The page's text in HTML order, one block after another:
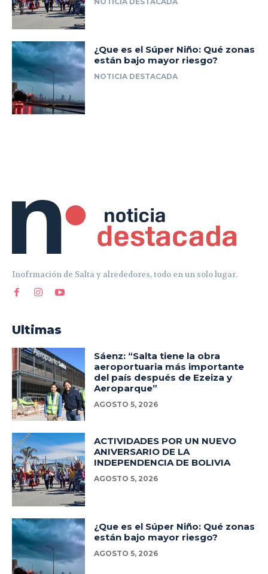
Inofrmación de Salta y alrededores, todo en un solo lugar.
Ultimas
Sáenz: “Salta tiene la obra
aeroportuaria más importante
del país después de Ezeiza y
Aeroparque”
AGOSTO 5, 2026
ACTIVIDADES POR UN NUEVO
ANIVERSARIO DE LA
INDEPENDENCIA DE BOLIVIA
AGOSTO 5, 2026
¿Que es el Súper Niño: Qué zonas
están bajo mayor riesgo?
AGOSTO 5, 2026